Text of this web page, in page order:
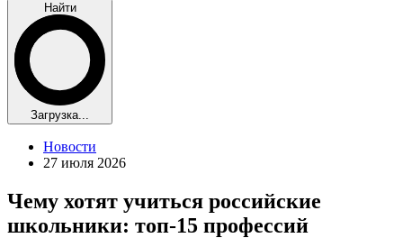
Найти
Загрузка...
Новости
27 июля 2026
Чему хотят учиться российские
школьники: топ-15 профессий